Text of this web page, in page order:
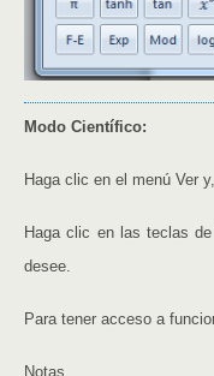
Modo Científico:
Haga clic en el menú Ver
Haga clic en las teclas
desee.
Para tener acceso a
Notas